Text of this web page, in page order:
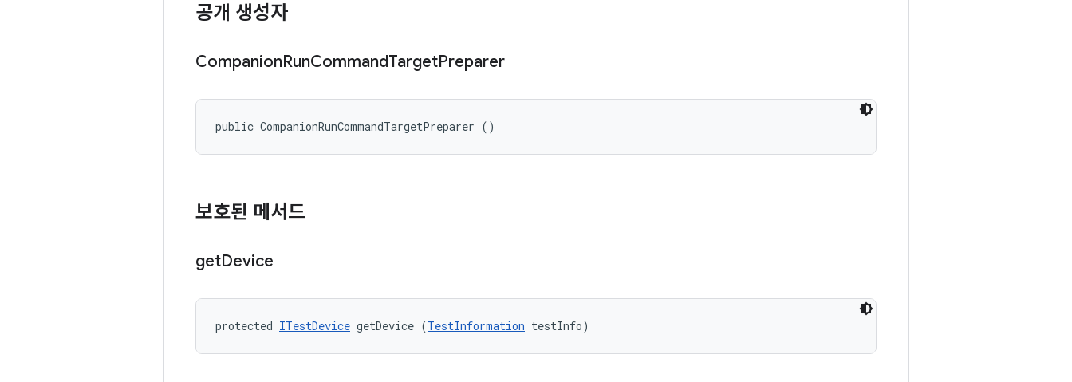
공개 생성자
CompanionRunCommandTargetPreparer
public CompanionRunCommandTargetPreparer ()
보호된 메서드
getDevice
protected ITestDevice getDevice (TestInformation testInfo)